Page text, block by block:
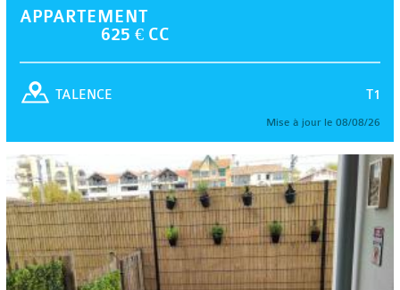
APPARTEMENT
625 € CC
T1
TALENCE
Mise à jour le 08/08/26